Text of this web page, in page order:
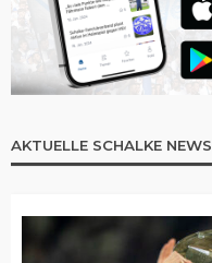
AKTUELLE SCHALKE NEWS